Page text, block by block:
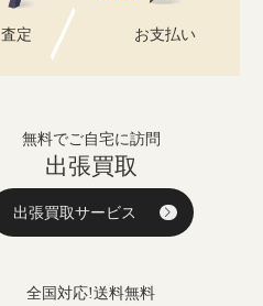
査定 お支払い
無料でご自宅に訪問
出張買取
出張買取サービス
全国対応!送料無料